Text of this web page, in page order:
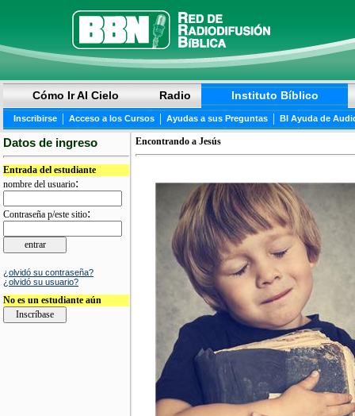
Cómo Ir Al Cielo Radio Instituto Bíblico
Inscribirse | Acceso a los Cursos | Ayudas a sus Preguntas | BI Ayuda de
Datos de ingreso
Entrada del estudiante
nombre del usuario:
Contraseña p/este sitio:
¿olvidó su contraseña?
¿olvidó su usuario?
No es un estudiante aún
Encontrando a Jesús